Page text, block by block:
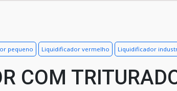
pequeno Liquidificador vermelho Liquidificador
COM